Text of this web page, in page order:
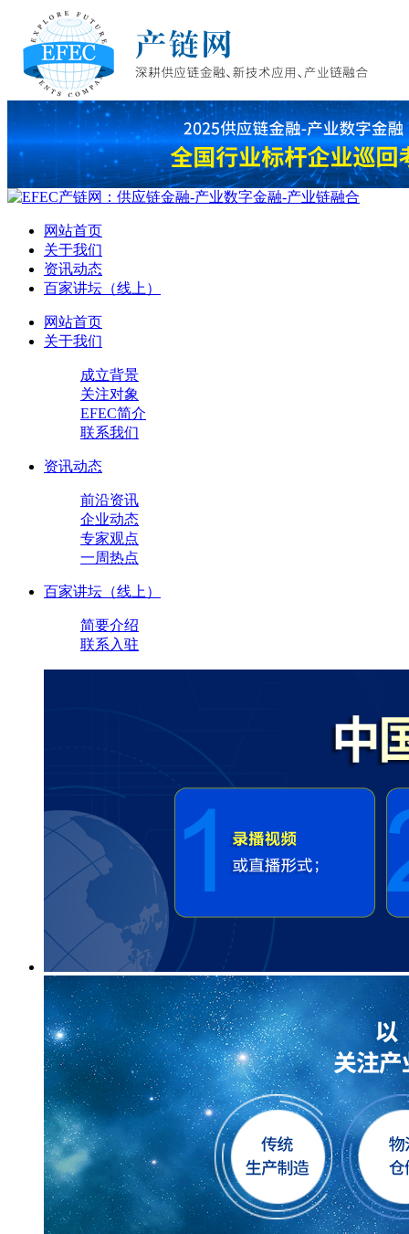
网站首页
关于我们
资讯动态
百家讲坛（线上）
网站首页
关于我们
成立背景
关注对象
EFEC简介
联系我们
资讯动态
前沿资讯
企业动态
专家观点
一周热点
百家讲坛（线上）
简要介绍
联系入驻